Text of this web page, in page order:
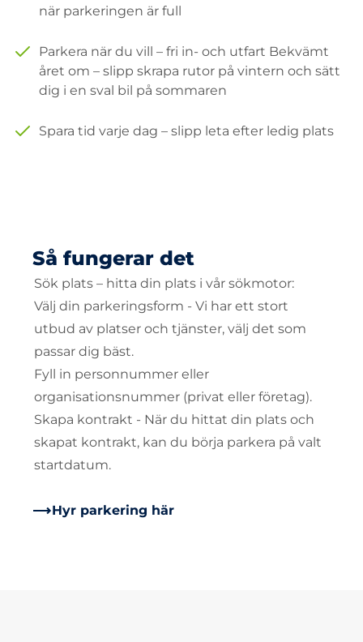
när parkeringen är full
Parkera när du vill – fri in- och utfart Bekvämt
året om – slipp skrapa rutor på vintern och sätt
dig i en sval bil på sommaren
Spara tid varje dag – slipp leta efter ledig plats
Så fungerar det
Sök plats – hitta din plats i vår sökmotor:
Välj din parkeringsform - Vi har ett stort
utbud av platser och tjänster, välj det som
passar dig bäst.
Fyll in personnummer eller
organisationsnummer (privat eller företag).
Skapa kontrakt - När du hittat din plats och
skapat kontrakt, kan du börja parkera på valt
startdatum.
Hyr parkering här